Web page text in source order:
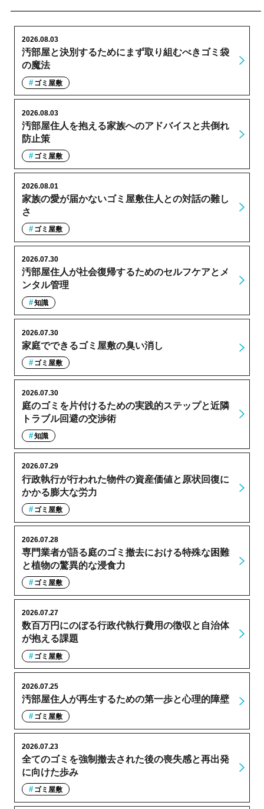
汚部屋と決別するためにまず取り組むべきゴミ袋
の魔法
2026.08.03
ゴミ屋敷
汚部屋住人を抱える家族へのアドバイスと共倒れ
防止策
2026.08.03
ゴミ屋敷
家族の愛が届かないゴミ屋敷住人との対話の難し
さ
2026.08.01
ゴミ屋敷
汚部屋住人が社会復帰するためのセルフケアとメ
ンタル管理
2026.07.30
知識
家庭でできるゴミ屋敷の臭い消し
2026.07.30
ゴミ屋敷
庭のゴミを片付けるための実践的ステップと近隣
トラブル回避の交渉術
2026.07.30
知識
行政執行が行われた物件の資産価値と原状回復に
かかる膨大な労力
2026.07.29
ゴミ屋敷
専門業者が語る庭のゴミ撤去における特殊な困難
と植物の驚異的な浸食力
2026.07.28
ゴミ屋敷
数百万円にのぼる行政代執行費用の徴収と自治体
が抱える課題
2026.07.27
ゴミ屋敷
汚部屋住人が再生するための第一歩と心理的障壁
2026.07.25
ゴミ屋敷
全てのゴミを強制撤去された後の喪失感と再出発
に向けた歩み
2026.07.23
ゴミ屋敷